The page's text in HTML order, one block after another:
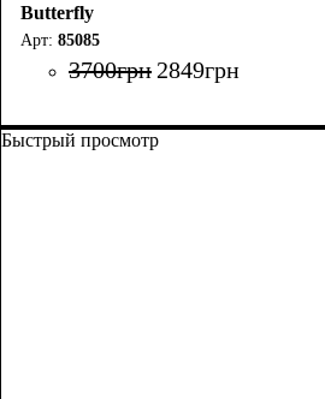
Butterfly
85085
3700грн 2849грн
Быстрый просмотр